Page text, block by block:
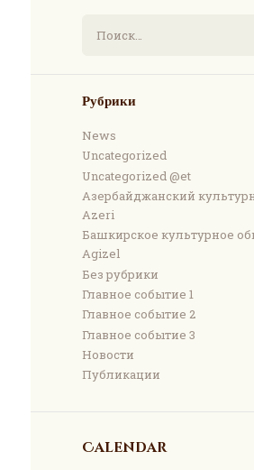
Рубрики
News
Uncategorized
Uncategorized @et
Азербайджанский
Azeri
Башкирское культурное
Agizel
Без рубрики
Главное событие 1
Главное событие 2
Главное событие 3
Новости
Публикации
Calendar